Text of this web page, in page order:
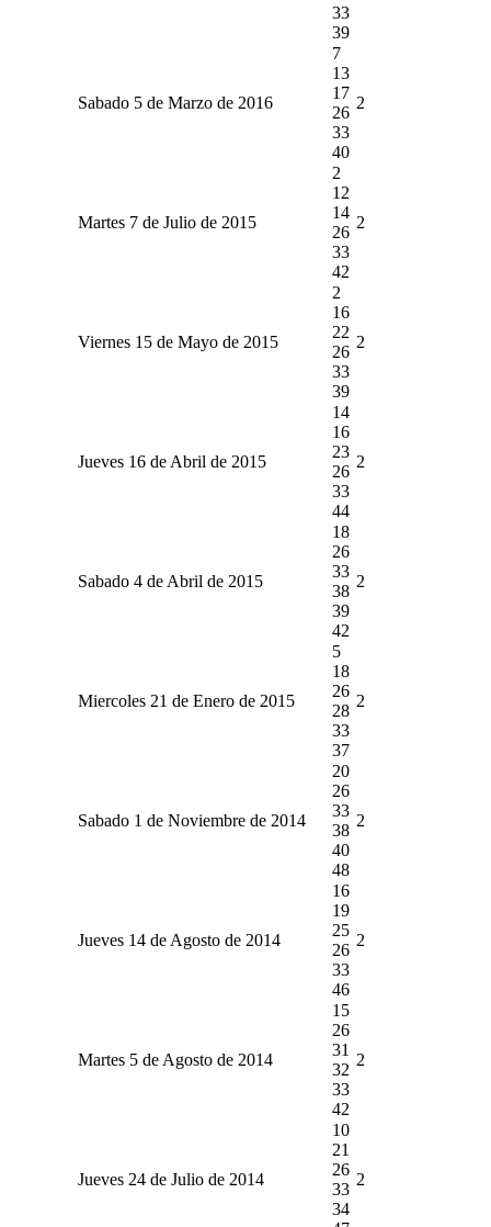
33
39
Sabado 5 de Marzo de 2016
7
13
17
26
33
40
2
Martes 7 de Julio de 2015
2
12
14
26
33
42
2
Viernes 15 de Mayo de 2015
2
16
22
26
33
39
2
Jueves 16 de Abril de 2015
14
16
23
26
33
44
2
Sabado 4 de Abril de 2015
18
26
33
38
39
42
2
Miercoles 21 de Enero de 2015
5
18
26
28
33
37
2
Sabado 1 de Noviembre de 2014
20
26
33
38
40
48
2
Jueves 14 de Agosto de 2014
16
19
25
26
33
46
2
Martes 5 de Agosto de 2014
15
26
31
32
33
42
2
Jueves 24 de Julio de 2014
10
21
26
33
34
2